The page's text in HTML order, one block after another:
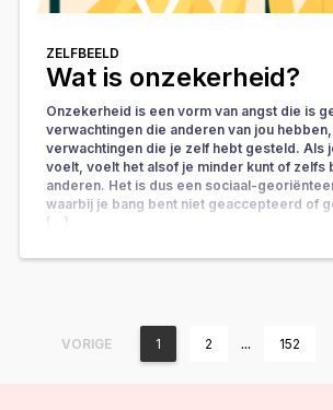
ZELFBEELD
Wat is onzekerheid?
Onzekerheid is een vorm van angst die is
verwachtingen die anderen van jou
verwachtingen die je zelf hebt gesteld. Als
voelt, voelt het alsof je minder kunt of zelfs
anderen. Het is dus een sociaal-
waarbij je bang bent niet geaccepteerd of
[…]
VORIGE 1 2 … 152